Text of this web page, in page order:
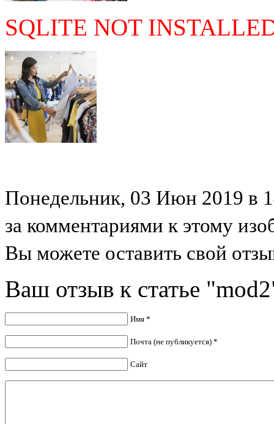
SQLITE NOT
Понедельник, 03 Июн 2019 в
за комментариями к этому
Вы можете оставить свой
Ваш отзыв к статье
Имя *
Почта (не публикуется) *
Сайт